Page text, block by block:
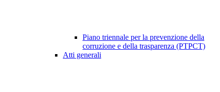
Piano triennale per la prevenzione della
corruzione e della trasparenza (PTPCT)
Atti generali